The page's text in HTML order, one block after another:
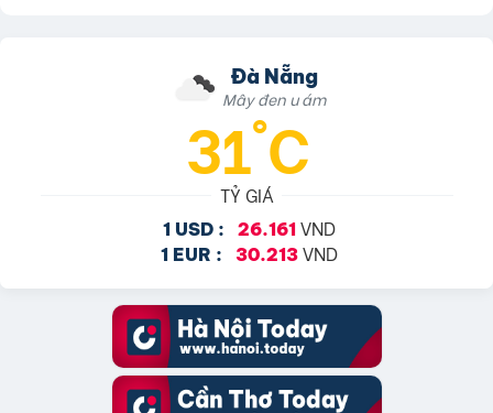
Đà Nẵng
Mây đen u ám
31°C
TỶ GIÁ
1 USD : 26.161VND
1 EUR : 30.213VND